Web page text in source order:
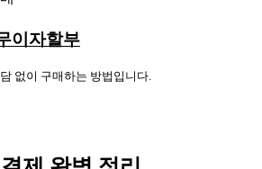
이자할부
없이 구매하는 방법입니다.